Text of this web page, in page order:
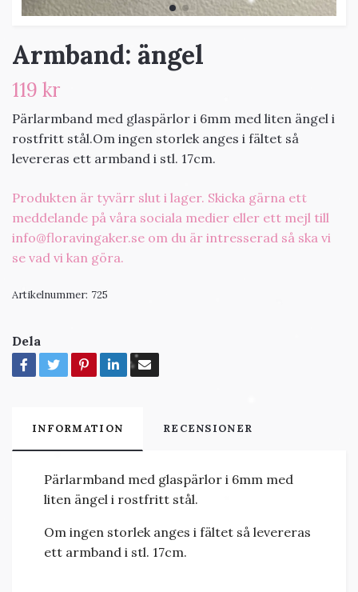
Armband: ängel
119 kr
Pärlarmband med glaspärlor i 6mm med liten ängel i
rostfritt stål.Om ingen storlek anges i fältet så
levereras ett armband i stl. 17cm.
Produkten är tyvärr slut i lager. Skicka gärna ett
meddelande på våra sociala medier eller ett mejl till
info@floravingaker.se om du är intresserad så ska vi
se vad vi kan göra.
Artikelnummer: 725
Dela
INFORMATION RECENSIONER
Pärlarmband med glaspärlor i 6mm med
liten ängel i rostfritt stål.
Om ingen storlek anges i fältet så levereras
ett armband i stl. 17cm.